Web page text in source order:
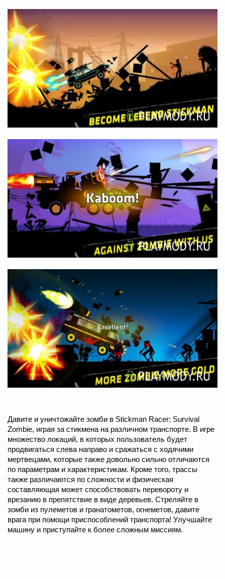
Давите и уничтожайте зомби в Stickman Racer: Survival
Zombie, играя за стикмена на различном транспорте. В игре
множество локаций, в которых пользователь будет
продвигаться слева направо и сражаться с ходячими
мертвецами, которые также довольно сильно отличаются
по параметрам и характеристикам. Кроме того, трассы
также различаются по сложности и физическая
составляющая может способствовать перевороту и
врезанию в препятствие в виде деревьев. Стреляйте в
зомби из пулеметов и гранатометов, огнеметов, давите
врага при помощи приспособлений транспорта! Улучшайте
машину и приступайте к более сложным миссиям.